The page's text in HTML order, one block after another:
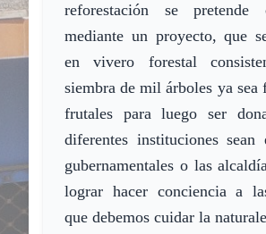
reforestación se pretende
mediante un proyecto,que
envivero forestal consiste
siembra de mil árboles ya sea
frutales para luego ser
diferentes institucionessean
gubernamentales o las
lograr hacer conciencia a
que debemos cuidar la